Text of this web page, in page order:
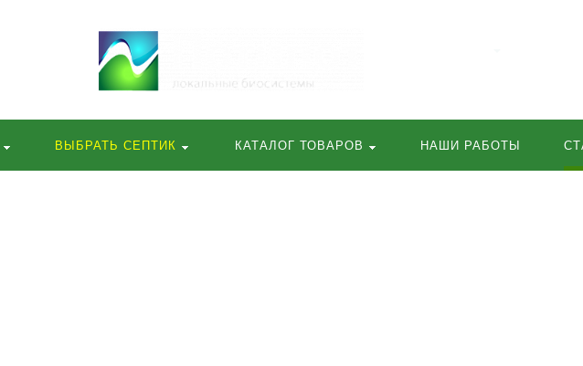
ВЫБРАТЬ СЕПТИК КАТАЛОГ ТОВАРОВ НАШИ РАБОТЫ